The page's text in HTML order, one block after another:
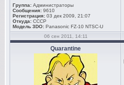
Группа: Администраторы
Сообщения: 9610
Регистрация: 03 дек 2009, 21:07
Откуда: СССР
Модель 3DO: Panasonic FZ-10 NTSC-U
06 сен 2011, 14:11
Quarantine